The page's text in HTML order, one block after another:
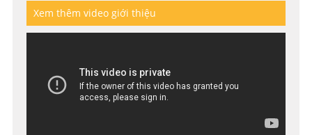
Xem thêm video giới thiệu